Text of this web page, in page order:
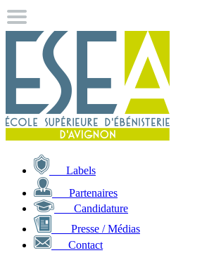
Labels
Partenaires
Candidature
Presse / Médias
Contact